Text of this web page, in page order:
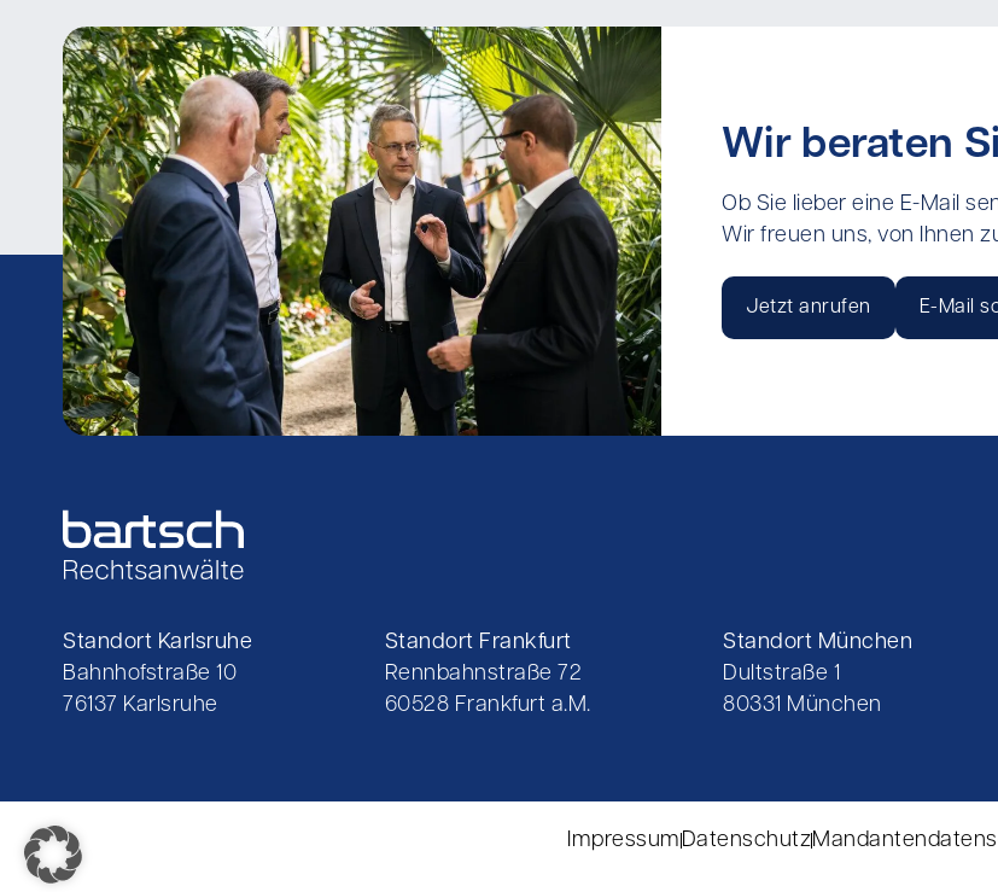
Wir beraten
Ob Sie lieber eine E-Mail
Wir freuen uns, von Ihnen
Jetzt anrufen E-Mail
Standort Karlsruhe
Bahnhofstraße 10
76137 Karlsruhe
Standort Frankfurt
Rennbahnstraße 72
60528 Frankfurt a.M.
Standort München
Dultstraße 1
80331 München
ImpressumDatenschutz